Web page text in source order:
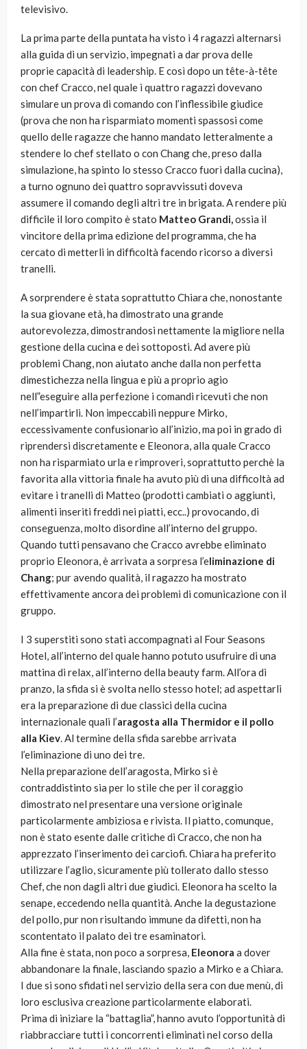
televisivo.
La prima parte della puntata ha visto i 4 ragazzi alternarsi
alla guida di un servizio, impegnati a dar prova delle
proprie capacità di leadership. E così dopo un tête-à-tête
con chef Cracco, nel quale i quattro ragazzi dovevano
simulare un prova di comando con l’inflessibile giudice
(prova che non ha risparmiato momenti spassosi come
quello delle ragazze che hanno mandato letteralmente a
stendere lo chef stellato o con Chang che, preso dalla
simulazione, ha spinto lo stesso Cracco fuori dalla cucina),
a turno ognuno dei quattro sopravvissuti doveva
assumere il comando degli altri tre in brigata. A rendere più
difficile il loro compito è stato Matteo Grandi,ossia il
vincitore della prima edizione del programma, che ha
cercato di metterli in difficoltà facendo ricorso a diversi
tranelli.
A sorprendere è stata soprattutto Chiara che, nonostante
la sua giovane età, ha dimostrato una grande
autorevolezza, dimostrandosi nettamente la migliore nella
gestione della cucina e dei sottoposti. Ad avere più
problemi Chang, non aiutato anche dalla non perfetta
dimestichezza nella lingua e più a proprio agio
nell”eseguire alla perfezione i comandi ricevuti che non
nell’impartirli. Non impeccabili neppure Mirko,
eccessivamente confusionario all’inizio, ma poi in grado di
riprendersi discretamente e Eleonora, alla quale Cracco
non ha risparmiato urla e rimproveri, soprattutto perchè la
favorita alla vittoria finale ha avuto più di una difficoltà ad
evitare i tranelli di Matteo (prodotti cambiati o aggiunti,
alimenti inseriti freddi nei piatti, ecc..) provocando, di
conseguenza, molto disordine all’interno del gruppo.
Quando tutti pensavano che Cracco avrebbe eliminato
proprio Eleonora, è arrivata a sorpresa l’eliminazione di
Chang; pur avendo qualità, il ragazzo ha mostrato
effettivamente ancora dei problemi di comunicazione con il
gruppo.
I 3 superstiti sono stati accompagnati al Four Seasons
Hotel, all’interno del quale hanno potuto usufruire di una
mattina di relax, all’interno della beauty farm. All’ora di
pranzo, la sfida si è svolta nello stesso hotel; ad aspettarli
era la preparazione di due classici della cucina
internazionale quali l’aragosta alla Thermidor e il pollo
alla Kiev. Al termine della sfida sarebbe arrivata
l’eliminazione di uno dei tre.
Nella preparazione dell’aragosta, Mirko si è
contraddistinto sia per lo stile che per il coraggio
dimostrato nel presentare una versione originale
particolarmente ambiziosa e rivista. Il piatto, comunque,
non è stato esente dalle critiche di Cracco, che non ha
apprezzato l’inserimento dei carciofi. Chiara ha preferito
utilizzare l’aglio, sicuramente più tollerato dallo stesso
Chef, che non dagli altri due giudici. Eleonora ha scelto la
senape, eccedendo nella quantità. Anche la degustazione
del pollo, pur non risultando immune da difetti, non ha
scontentato il palato dei tre esaminatori.
Alla fine è stata, non poco a sorpresa, Eleonora a dover
abbandonare la finale, lasciando spazio a Mirko e a Chiara.
I due si sono sfidati nel servizio della sera con due menù, di
loro esclusiva creazione particolarmente elaborati.
Prima di iniziare la “battaglia”, hanno avuto l’opportunità di
riabbracciare tutti i concorrenti eliminati nel corso della